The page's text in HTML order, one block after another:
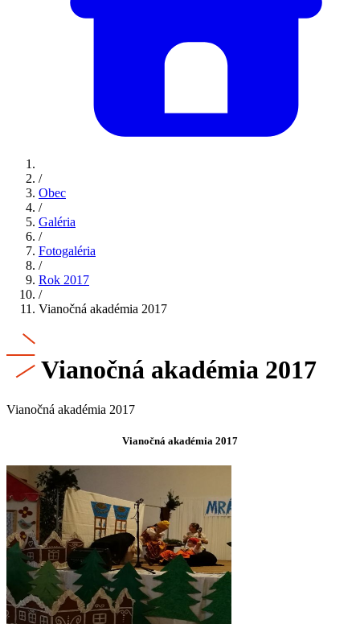
/
Obec
/
Galéria
/
Fotogaléria
/
Rok 2017
/
Vianočná akadémia 2017
Vianočná akadémia 2017
Vianočná akadémia 2017
Vianočná akadémia 2017